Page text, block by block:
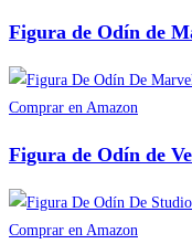
Figura de Odín de
Comprar en Amazon
Figura de Odín de
Comprar en Amazon